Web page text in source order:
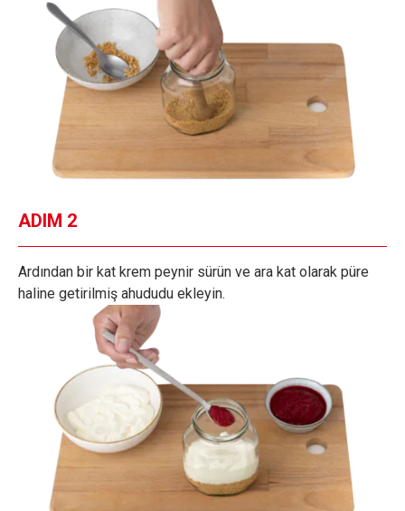
ADIM 2
Ardından bir kat krem peynir sürün ve ara kat olarak püre
haline getirilmiş ahududu ekleyin.